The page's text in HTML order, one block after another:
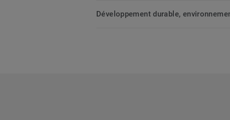
Développement durable,